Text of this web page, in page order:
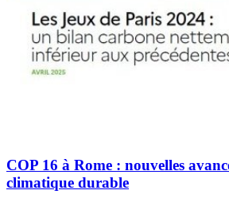
COP 16 à Rome : nouvelles
climatique durable